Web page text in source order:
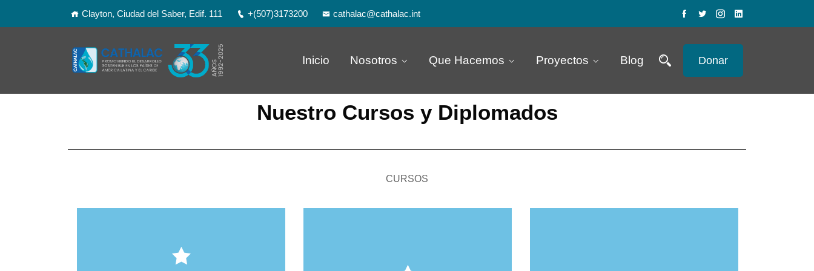
Clayton, Ciudad del Saber, Edif. 111 +(507)3173200 cathalac@cathalac.int
Inicio Nosotros Que Hacemos Proyectos Blog Donar
Nuestro Cursos y Diplomados
CURSOS